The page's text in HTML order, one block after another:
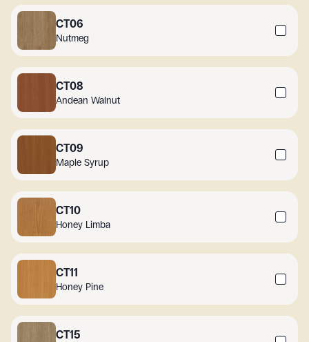
CT06
Nutmeg
CT08
Andean Walnut
CT09
Maple Syrup
CT10
Honey Limba
CT11
Honey Pine
CT15